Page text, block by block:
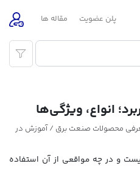
پلن عضویت مقاله ها
انواع، ویژگی‌ها
محصولات صنعت برق /آموزش در
و در چه مواقعی از آن استفاده